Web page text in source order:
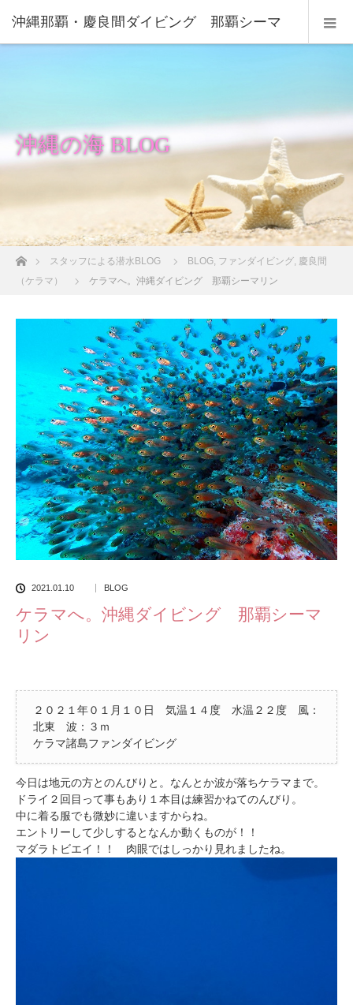
沖縄那覇・慶良間ダイビング 那覇シーマ
沖縄の海 BLOG
ホームスタッフによる潜水BLOG BLOG, ファンダイビング, 慶良間
（ケラマ）
ケラマへ。沖縄ダイビング 那覇シーマリン
2021.01.10 BLOG
ケラマへ。沖縄ダイビング 那覇シーマ
リン
２０２１年０１月１０日 気温１４度 水温２２度 風：
北東 波：３ｍ
ケラマ諸島ファンダイビング
今日は地元の方とのんびりと。なんとか波が落ちケラマまで。
ドライ２回目って事もあり１本目は練習かねてのんびり。
中に着る服でも微妙に違いますからね。
エントリーして少しするとなんか動くものが！！
マダラトビエイ！！ 肉眼ではしっかり見れましたね。